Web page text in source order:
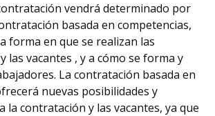
vendrá determinado por
basada en competencias,
forma en que se realizan las
las vacantes , y a cómo se forma y
La contratación basada en
nuevas posibilidades y
la contratación y las vacantes, ya que